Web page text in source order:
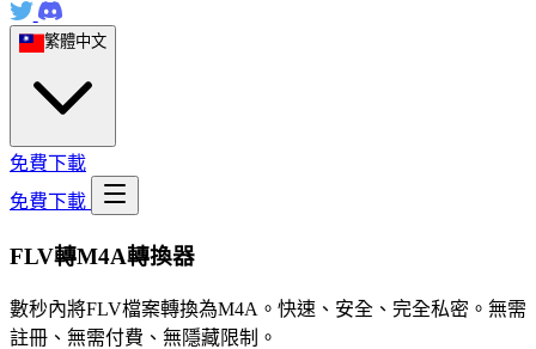
繁體中文
免費下載
免費下載
FLV轉M4A轉換器
數秒內將FLV檔案轉換為M4A。快速、安全、完全私密。無需
註冊、無需付費、無隱藏限制。